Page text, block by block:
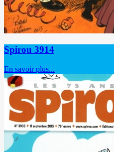
Spirou 3914
En savoir plus...